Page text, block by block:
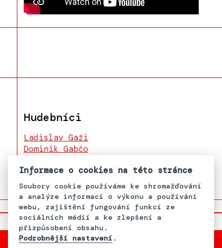
Hudebníci
Ladislav Gaži
Dominik Gabčo
Informace o cookies na této stránce
Soubory cookie používáme ke shromažďování
a analýze informací o výkonu a používání
webu, zajištění fungování funkcí ze
sociálních médií a ke zlepšení a
přizpůsobení obsahu.
Podrobnější nastavení .